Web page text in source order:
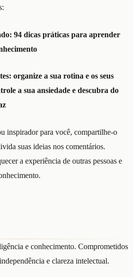
94 dicas práticas para aprender
organize a sua rotina e os seus
a sua ansiedade e descubra do
inspirador para você, compartilhe-o
suas ideias nos comentários.
a experiência de outras pessoas e
e conhecimento. Comprometidos
e clareza intelectual.